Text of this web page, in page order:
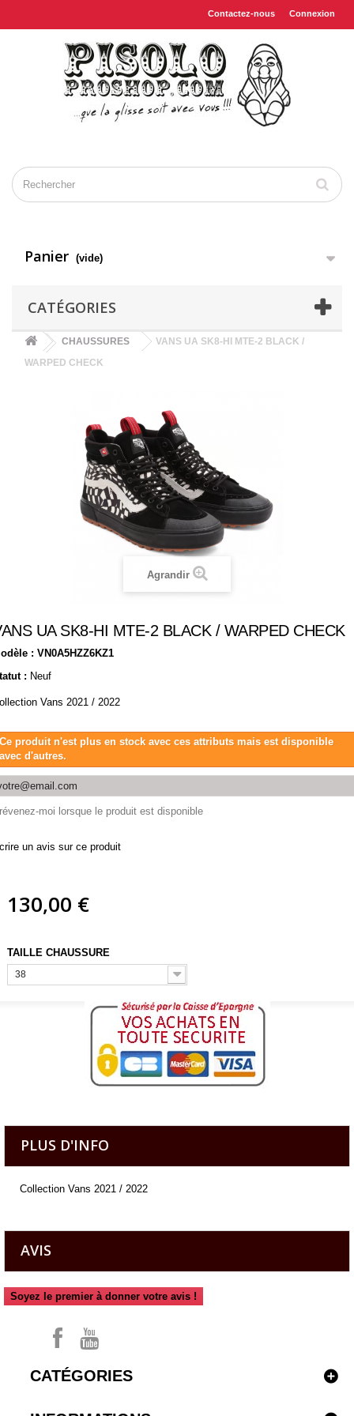
Connexion
Contactez-nous
Panier (vide)
CATÉGORIES
CHAUSSURES
VANS UA SK8-HI MTE-2 BLACK /
WARPED CHECK
Agrandir
UA SK8-HI MTE-2 BLACK / WARPED CHECK
: VN0A5HZZ6KZ1
: Neuf
Vans 2021 / 2022
Ce produit n'est plus en stock avec ces attributs mais est disponible
avec d'autres.
moi lorsque le produit est disponible
un avis sur ce produit
130,00 €
TAILLE CHAUSSURE
38
PLUS D'INFO
Collection Vans 2021 / 2022
AVIS
Soyez le premier à donner votre avis !
CATÉGORIES